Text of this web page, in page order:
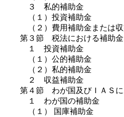
３ 私的補助金
（１）投資補助金
（２）費用補助金または収
第３節 税法における補助金
１ 投資補助金
（１）公的補助金
（２）私的補助金
２ 収益補助金
第４節 わが国及びＩＡＳに
１ わが国の補助金
（１） 国庫補助金